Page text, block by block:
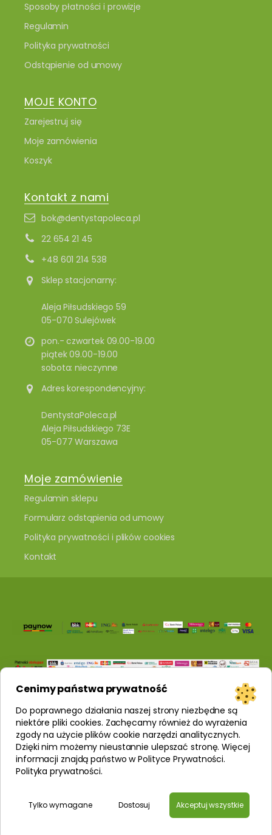
Sposoby płatności i prowizje
Regulamin
Polityka prywatności
Odstąpienie od umowy
MOJE KONTO
Zarejestruj się
Moje zamówienia
Koszyk
Kontakt z nami
bok@dentystapoleca.pl
22 654 21 45
+48 601 214 538
Sklep stacjonarny:
Aleja Piłsudskiego 59
05-070 Sulejówek
pon.- czwartek 09.00-19.00
piątek 09.00-19.00
sobota: nieczynne
Adres korespondencyjny:
DentystaPoleca.pl
Aleja Piłsudskiego 73E
05-077 Warszawa
Moje zamówienie
Regulamin sklepu
Formularz odstąpienia od umowy
Polityka prywatności i plików cookies
Kontakt
Cenimy państwa prywatność
Do poprawnego działania naszej strony niezbędne są
niektóre pliki cookies. Zachęcamy również do wyrażenia
zgody na użycie plików cookie narzędzi analitycznych.
Dzięki nim możemy nieustannie ulepszać stronę. Więcej
informacji znajdą państwo w Polityce Prywatności.
Polityka prywatności.
Dostosuj
Tylko wymagane Akceptuj wszystkie